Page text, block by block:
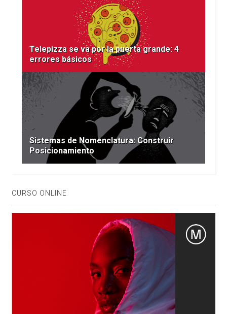
Telepizza se va por la puerta grande: 4
errores básicos
Sistemas de Nomenclatura: Construir
Posicionamiento
CURSO ONLINE